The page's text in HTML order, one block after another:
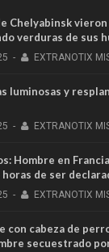
Chelyabinsk
verduras de sus
- EXTRANOTIX
luminosas y
- EXTRANOTIX
Hombre en
horas de ser
- EXTRANOTIX
con cabeza de
secuestrado